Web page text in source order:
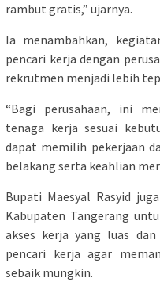
rambut gratis,” ujarnya.
Ia menambahkan,
pencari kerja dengan
rekrutmen menjadi lebih
“Bagi perusahaan, ini
tenaga kerja sesuai
dapat memilih pekerjaan
belakang serta keahlian
Bupati Maesyal Rasyid
Kabupaten Tangerang
akses kerja yang luas
pencari kerja agar
sebaik mungkin.